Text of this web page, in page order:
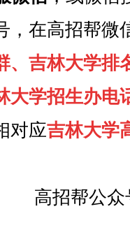
，在高招帮微
、吉林大学排
大学招生办电
对应吉林大学